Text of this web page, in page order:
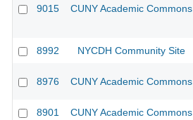
9015 CUNY Academic Commons
8992 NYCDH Community Site
8976 CUNY Academic Commons
8901 CUNY Academic Commons